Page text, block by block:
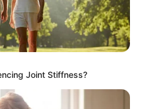
Joint Stiffness?